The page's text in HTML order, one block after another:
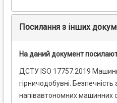
Посилання з інших
На даний документ
ДСТУ ISO 17757:2019
гірничодобувні. Безпечність
напівавтономних машинних